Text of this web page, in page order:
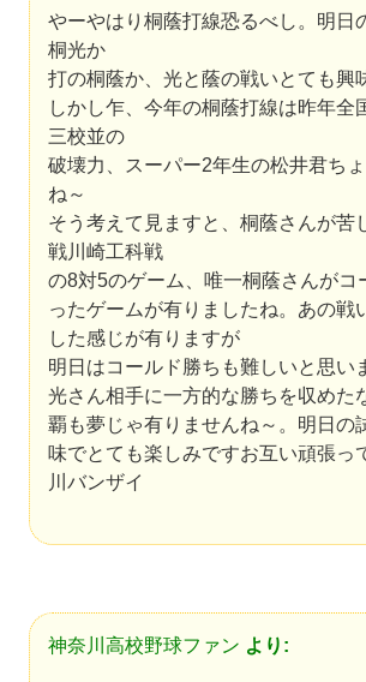
やーやはり桐蔭打線恐るべし。明日
桐光か
打の桐蔭か、光と蔭の戦いとても興
しかし乍、今年の桐蔭打線は昨年全
三校並の
破壊力、スーパー2年生の松井君ち
ね～
そう考えて見ますと、桐蔭さんが苦
戦川崎工科戦
の8対5のゲーム、唯一桐蔭さんがコ
ったゲームが有りましたね。あの戦
した感じが有りますが
明日はコールド勝ちも難しいと思い
光さん相手に一方的な勝ちを収めた
覇も夢じゃ有りませんね～。明日の
味でとても楽しみですお互い頑張っ
川バンザイ
神奈川高校野球ファン より: